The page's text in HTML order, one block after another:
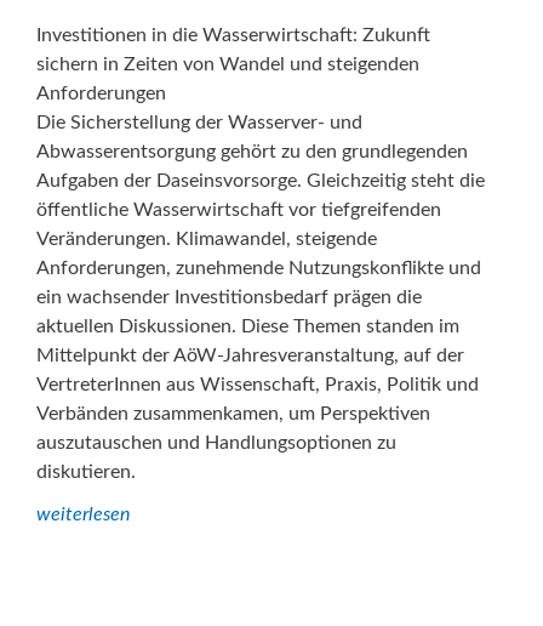
Investitionen in die Wasserwirtschaft: Zukunft
sichern in Zeiten von Wandel und steigenden
Anforderungen
Die Sicherstellung der Wasserver- und
Abwasserentsorgung gehört zu den grundlegenden
Aufgaben der Daseinsvorsorge. Gleichzeitig steht die
öffentliche Wasserwirtschaft vor tiefgreifenden
Veränderungen. Klimawandel, steigende
Anforderungen, zunehmende Nutzungskonflikte und
ein wachsender Investitionsbedarf prägen die
aktuellen Diskussionen. Diese Themen standen im
Mittelpunkt der AöW-Jahresveranstaltung, auf der
VertreterInnen aus Wissenschaft, Praxis, Politik und
Verbänden zusammenkamen, um Perspektiven
auszutauschen und Handlungsoptionen zu
diskutieren.
weiterlesen